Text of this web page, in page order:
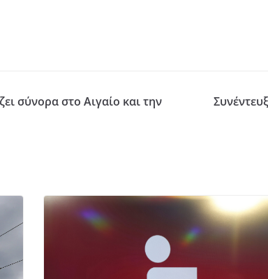
σύνορα στο Αιγαίο και την